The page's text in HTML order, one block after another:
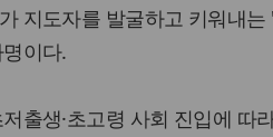
지도자를 발굴하고 키워내
이다.
출생·초고령 사회 진입에 따